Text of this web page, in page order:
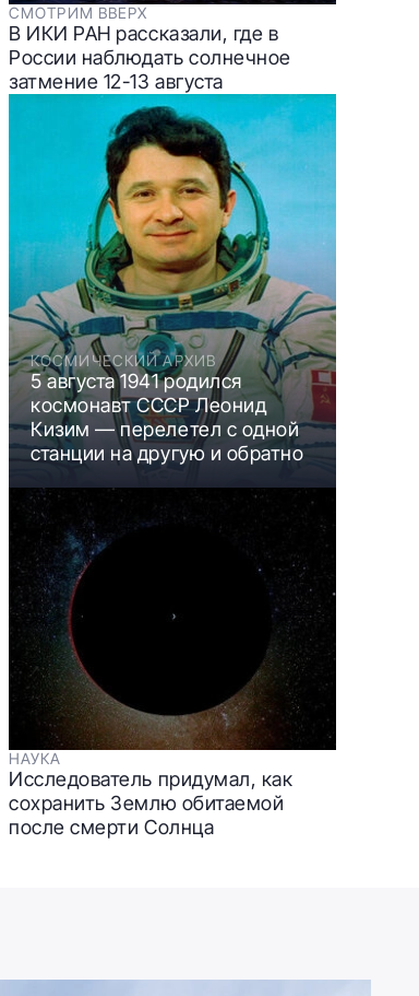
СМОТРИМ ВВЕРХ
В ИКИ РАН рассказали, где в
России наблюдать солнечное
затмение 12-13 августа
КОСМИЧЕСКИЙ АРХИВ
5 августа 1941 родился
космонавт СССР Леонид
Кизим — перелетел с одной
станции на другую и обратно
НАУКА
Исследователь придумал, как
сохранить Землю обитаемой
после смерти Солнца